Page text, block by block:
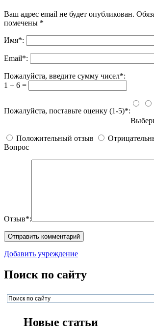
Ваш адрес email не будет опубликован.
помечены *
Имя*:
Email*:
Пожалуйста, введите сумму чисел*:
1 + 6 =
Пожалуйста, поставьте оценку (1-5)*:
Положительный отзыв
Вопрос
Отзыв*:
Добавить учреждение
Поиск по сайту
Новые статьи